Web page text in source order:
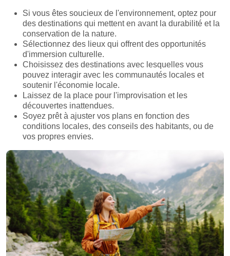
Si vous êtes soucieux de l'environnement, optez pour
des destinations qui mettent en avant la durabilité et la
conservation de la nature.
Sélectionnez des lieux qui offrent des opportunités
d'immersion culturelle.
Choisissez des destinations avec lesquelles vous
pouvez interagir avec les communautés locales et
soutenir l'économie locale.
Laissez de la place pour l'improvisation et les
découvertes inattendues.
Soyez prêt à ajuster vos plans en fonction des
conditions locales, des conseils des habitants, ou de
vos propres envies.